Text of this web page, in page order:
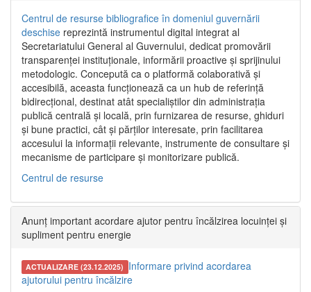
Centrul de resurse bibliografice în domeniul guvernării
deschise reprezintă instrumentul digital integrat al
Secretariatului General al Guvernului, dedicat promovării
transparenței instituționale, informării proactive și sprijinului
metodologic. Concepută ca o platformă colaborativă și
accesibilă, aceasta funcționează ca un hub de referință
bidirecțional, destinat atât specialiștilor din administrația
publică centrală și locală, prin furnizarea de resurse, ghiduri
și bune practici, cât și părților interesate, prin facilitarea
accesului la informații relevante, instrumente de consultare și
mecanisme de participare și monitorizare publică.
Centrul de resurse
Anunț important acordare ajutor pentru încălzirea locuinței și
supliment pentru energie
ACTUALIZARE (23.12.2025) Informare privind acordarea
ajutorului pentru încălzire